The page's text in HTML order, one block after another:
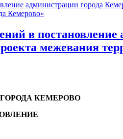
администрации города
Кемерово»
в постановление
межевания
КЕМЕРОВО